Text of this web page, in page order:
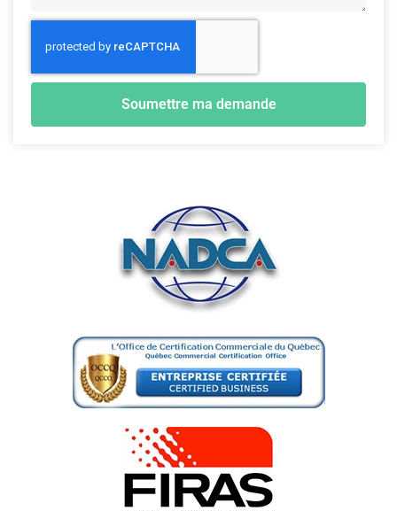
Soumettre ma demande